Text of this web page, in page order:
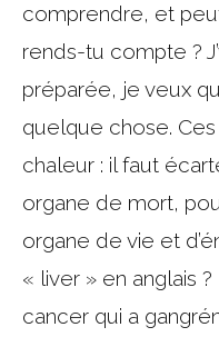
comprendre, et
rends-tu compte ?
préparée, je veux
quelque chose.
chaleur : il faut
organe de mort,
organe de vie et
« liver » en anglais
cancer qui a